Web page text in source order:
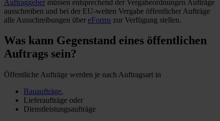
Auftraggeber müssen entsprechend der Vergabeordnungen Aufträge
ausschreiben und bei der EU-weiten Vergabe öffentlicher Aufträge
alle Ausschreibungen über eForms zur Verfügung stellen.
Was kann Gegenstand eines öffentlichen
Auftrags sein?
Öffentliche Aufträge werden je nach Auftragsart in
Bauaufträge,
Lieferaufträge oder
Dienstleistungsaufträge